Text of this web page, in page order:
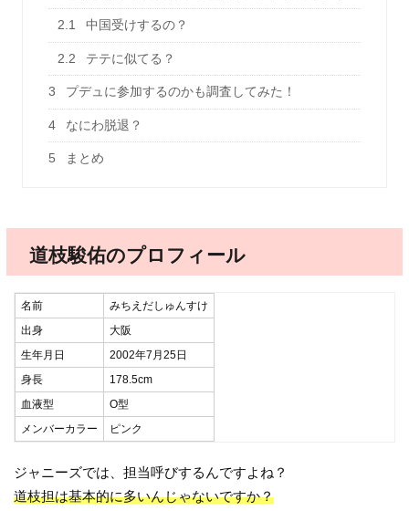
2.1 中国受けするの？
2.2 テテに似てる？
3 プデュに参加するのかも調査してみた！
4 なにわ脱退？
5 まとめ
道枝駿佑のプロフィール
名前
みちえだしゅんすけ
出身
大阪
生年月日
2002年7月25日
身長
178.5cm
血液型
O型
メンバーカラー
ピンク
ジャニーズでは、担当呼びするんですよね？
道枝担は基本的に多いんじゃないですか？